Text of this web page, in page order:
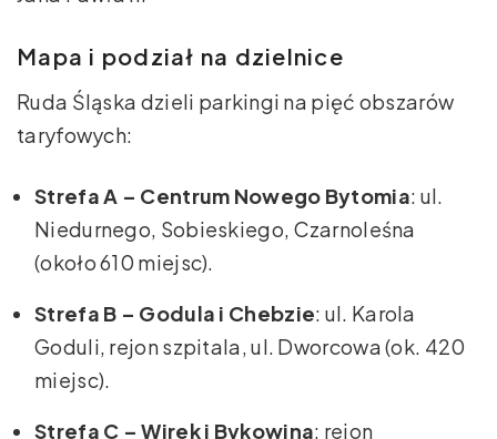
Mapa i podział na dzielnice
Ruda Śląska dzieli parkingi na pięć obszarów
taryfowych:
Strefa A – Centrum Nowego Bytomia: ul.
Niedurnego, Sobieskiego, Czarnoleśna
(około 610 miejsc).
Strefa B – Godula i Chebzie: ul. Karola
Goduli, rejon szpitala, ul. Dworcowa (ok. 420
miejsc).
Strefa C – Wirek i Bykowina: rejon